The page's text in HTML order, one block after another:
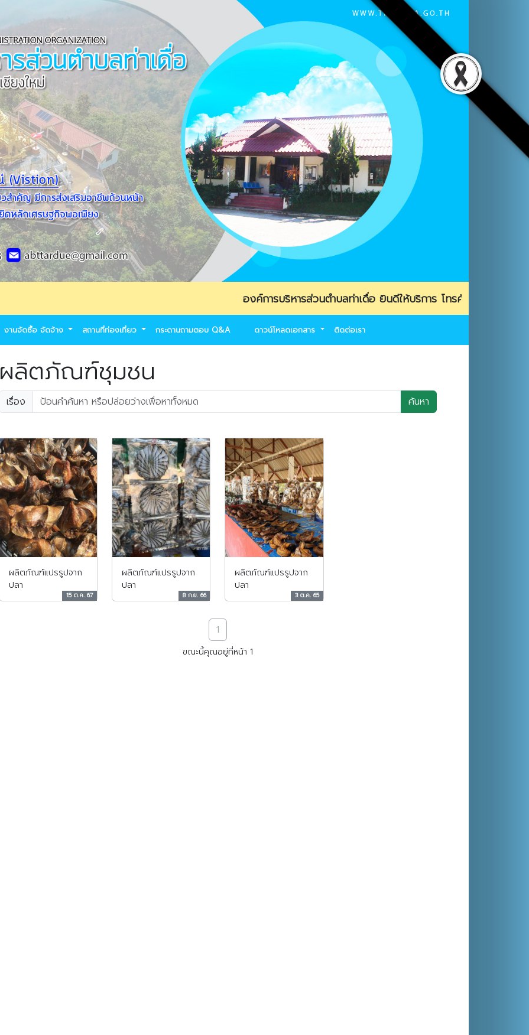
องค์การบริหารส่วนตำบลท่าเดื่อ ยินดีให้บริการ โทรศัพท์ 053-469139 / โทร
งานจัดซื้อ จัดจ้าง สถานที่ท่องเที่ยว กระดานถามตอบ Q&A ดาวน์โหลดเอกสาร ติดต่อเรา
ผลิตภัณฑ์ชุมชน
เรื่อง ค้นหา
ผลิตภัณฑ์แปรรูปจาก
ปลา
15 ต.ค. 67
ผลิตภัณฑ์แปรรูปจาก
ปลา
8 ก.ย. 66
ผลิตภัณฑ์แปรรูปจาก
ปลา
3 ต.ค. 65
1
ขณะนี้คุณอยู่ที่หน้า 1